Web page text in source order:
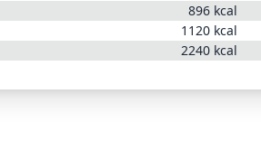
896 kcal
1120 kcal
2240 kcal